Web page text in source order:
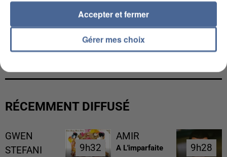
UN SECOND CADRE DE LA DZ MAFIA
INTERPELLÉ EN ALGÉRIE
RÉCEMMENT DIFFUSÉ
GWEN
STEFANI
9h32
9h32
AMIR
A L'imparfaite 9h28
9h28
Gérer mes choix
Accepter et fermer